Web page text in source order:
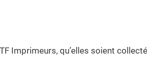
Imprimeurs, qu’elles soient